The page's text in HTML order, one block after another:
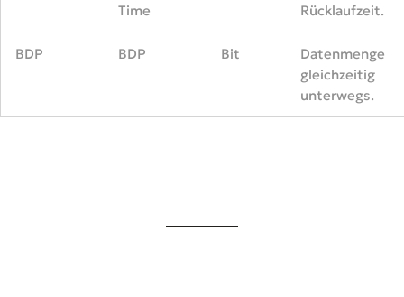
Time
Rücklaufzeit.
BDP BDP Bit
Datenmenge
gleichzeitig
unterwegs.